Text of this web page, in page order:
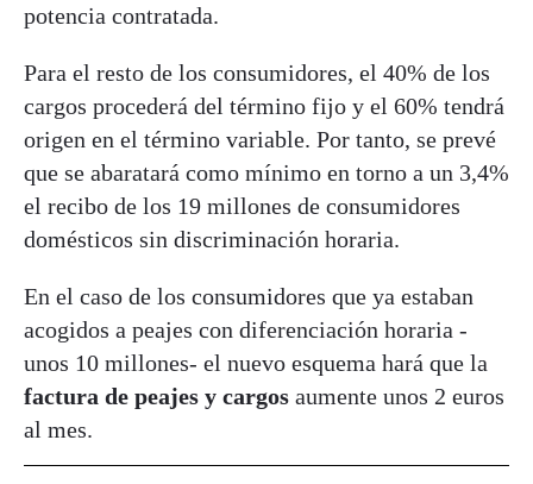
potencia contratada.
Para el resto de los consumidores, el 40% de los
cargos procederá del término fijo y el 60% tendrá
origen en el término variable. Por tanto, se prevé
que se abaratará como mínimo en torno a un 3,4%
el recibo de los 19 millones de consumidores
domésticos sin discriminación horaria.
En el caso de los consumidores que ya estaban
acogidos a peajes con diferenciación horaria -
unos 10 millones- el nuevo esquema hará que la
factura de peajes y cargos aumente unos 2 euros
al mes.